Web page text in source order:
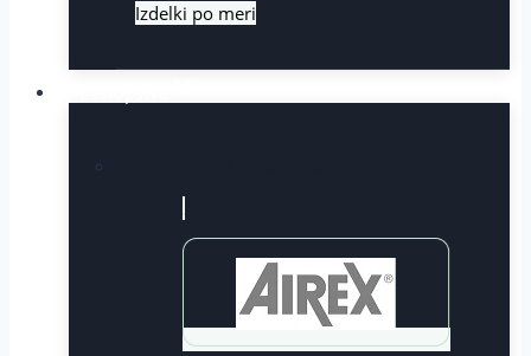
Izdelki po meri